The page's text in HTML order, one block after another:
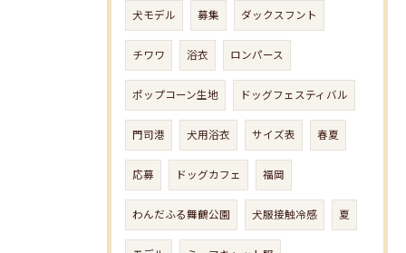
犬モデル 募集 ダックスフント
チワワ 浴衣 ロンパース
ポップコーン生地 ドッグフェスティバル
門司港 犬用浴衣 サイズ表 春夏
応募 ドッグカフェ 福岡
わんだふる舞鶴公園 犬服接触冷感 夏